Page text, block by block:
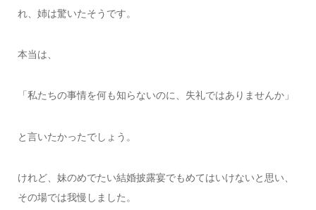
れ、姉は驚いたそうです。
本当は、
「私たちの事情を何も知らないのに、失礼ではありませんか」
と言いたかったでしょう。
けれど、妹のめでたい結婚披露宴でもめてはいけないと思い、
その場では我慢しました。